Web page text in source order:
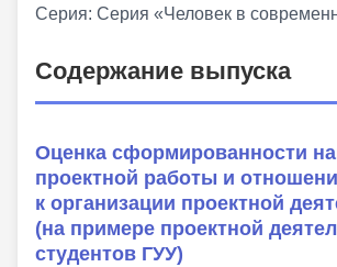
Серия: Серия «Человек в
Содержание выпуска
Оценка сформированности
проектной работы и
к организации проектной
(на примере проектной
студентов ГУУ)